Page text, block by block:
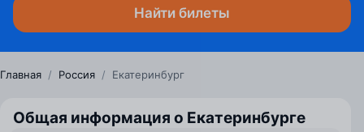
Найти билеты
Главная / Россия / Екатеринбург
Общая информация о Екатеринбурге